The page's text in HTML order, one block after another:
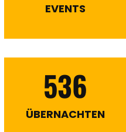
EVENTS
536
ÜBERNACHTEN